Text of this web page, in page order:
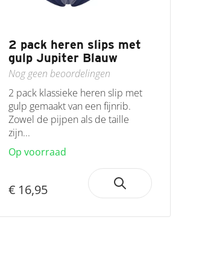
2 pack heren slips met
gulp Jupiter Blauw
Nog geen beoordelingen
2 pack klassieke heren slip met
gulp gemaakt van een fijnrib.
Zowel de pijpen als de taille
zijn...
Op voorraad
€ 16,95